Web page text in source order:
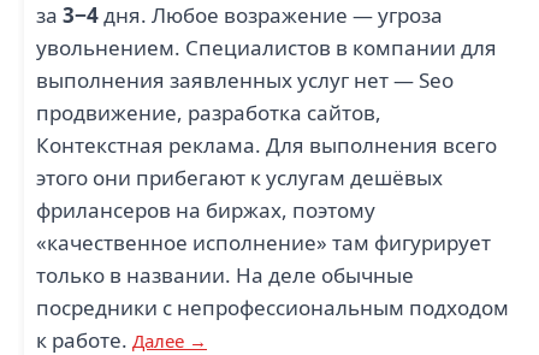
за 3−4дня. Любое возражение — угроза
увольнением. Специалистов в компании для
выполнения заявленных услуг нет — Seo
продвижение, разработка сайтов,
Контекстная реклама. Для выполнения всего
этого они прибегают к услугам дешёвых
фрилансеров на биржах, поэтому
«качественное исполнение» там фигурирует
только в названии. На деле обычные
посредники с непрофессиональным подходом
к работе. Далее →